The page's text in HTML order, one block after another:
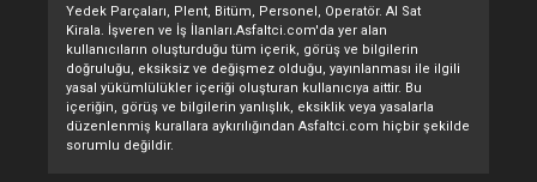
Yedek Parçaları, Plent, Bitüm, Personel, Operatör. Al Sat
Kirala. İşveren ve İş İlanları.Asfaltci.com'da yer alan
kullanıcıların oluşturduğu tüm içerik, görüş ve bilgilerin
doğruluğu, eksiksiz ve değişmez olduğu, yayınlanması ile ilgili
yasal yükümlülükler içeriği oluşturan kullanıcıya aittir. Bu
içeriğin, görüş ve bilgilerin yanlışlık, eksiklik veya yasalarla
düzenlenmiş kurallara aykırılığından Asfaltci.com hiçbir şekilde
sorumlu değildir.